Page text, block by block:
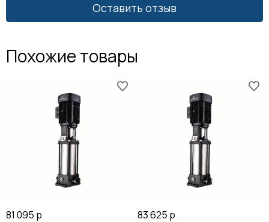
Оставить отзыв
Похожие товары
81 095 р 83 625 р